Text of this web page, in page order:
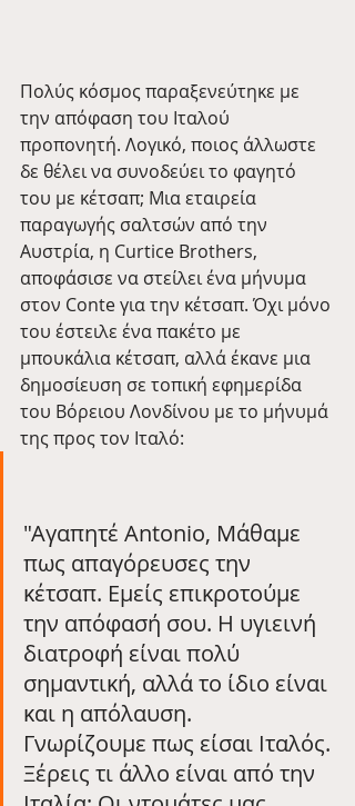
Πολύς κόσμος παραξενεύτηκε με
την απόφαση του Ιταλού
προπονητή. Λογικό, ποιος άλλωστε
δε θέλει να συνοδεύει το φαγητό
του με κέτσαπ; Μια εταιρεία
παραγωγής σαλτσών από την
Αυστρία, η Curtice Brothers,
αποφάσισε να στείλει ένα μήνυμα
στον Conte για την κέτσαπ. Όχι μόνο
του έστειλε ένα πακέτο με
μπουκάλια κέτσαπ, αλλά έκανε μια
δημοσίευση σε τοπική εφημερίδα
του Βόρειου Λονδίνου με το μήνυμά
της προς τον Ιταλό:
"Αγαπητέ Antonio, Μάθαμε
πως απαγόρευσες την
κέτσαπ. Εμείς επικροτούμε
την απόφασή σου. Η υγιεινή
διατροφή είναι πολύ
σημαντική, αλλά το ίδιο είναι
και η απόλαυση.
Γνωρίζουμε πως είσαι Ιταλός.
Ξέρεις τι άλλο είναι από την